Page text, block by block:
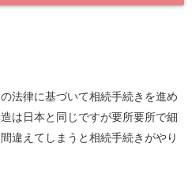
法律に基づいて相続手続きを進め
は日本と同じですが要所要所で細
違えてしまうと相続手続きがやり